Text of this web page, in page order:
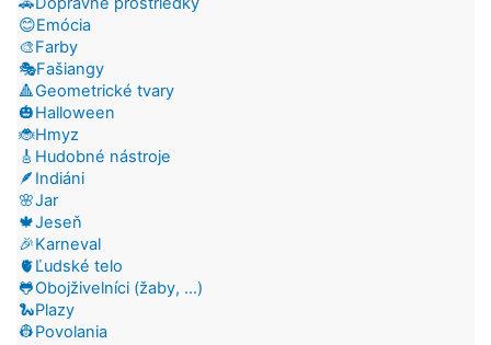
😊Emócia
🎨Farby
🎭Fašiangy
🔺Geometrické tvary
🎃Halloween
🐞Hmyz
🎸Hudobné nástroje
🪶Indiáni
🌸Jar
🍁Jeseň
🎉Karneval
🫀Ľudské telo
🐸Obojživelníci (žaby, ...)
🐍Plazy
👷Povolania